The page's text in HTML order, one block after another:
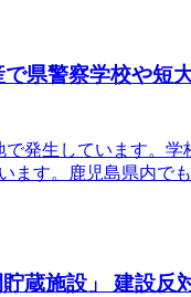
で県警察学校や
発生しています。学
ます。鹿児島県内で
蔵施設」 建設反